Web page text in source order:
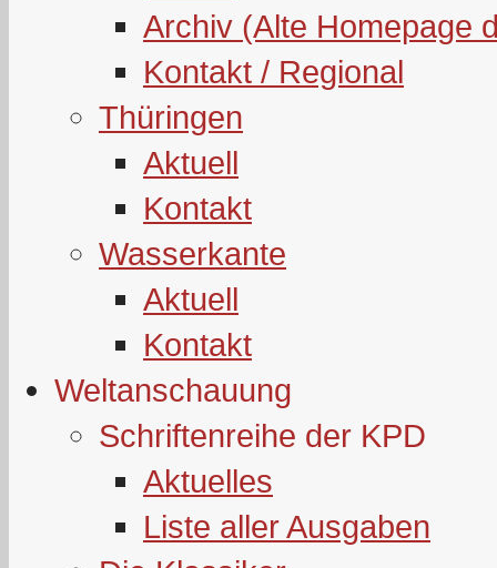
Archiv (Alte Homepage
Kontakt / Regional
Thüringen
Aktuell
Kontakt
Wasserkante
Aktuell
Kontakt
Weltanschauung
Schriftenreihe der KPD
Aktuelles
Liste aller Ausgaben